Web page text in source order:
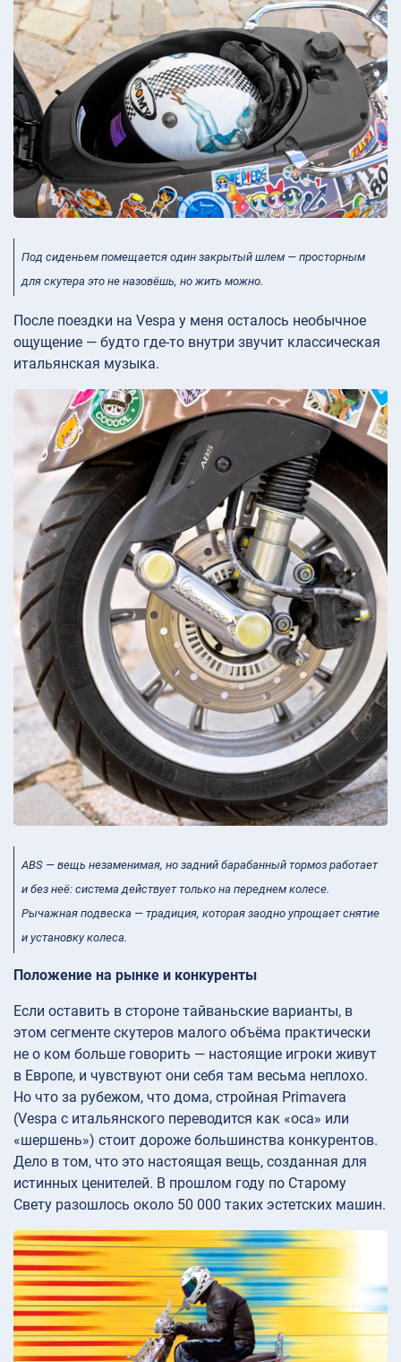
Под сиденьем помещается один закрытый шлем — просторным
для скутера это не назовёшь, но жить можно.
После поездки на Vespa у меня осталось необычное
ощущение — будто где-то внутри звучит классическая
итальянская музыка.
ABS — вещь незаменимая, но задний барабанный тормоз работает
и без неё: система действует только на переднем колесе.
Рычажная подвеска — традиция, которая заодно упрощает снятие
и установку колеса.
Положение на рынке и конкуренты
Если оставить в стороне тайваньские варианты, в
этом сегменте скутеров малого объёма практически
не о ком больше говорить — настоящие игроки живут
в Европе, и чувствуют они себя там весьма неплохо.
Но что за рубежом, что дома, стройная Primavera
(Vespa с итальянского переводится как «оса» или
«шершень») стоит дороже большинства конкурентов.
Дело в том, что это настоящая вещь, созданная для
истинных ценителей. В прошлом году по Старому
Свету разошлось около 50 000 таких эстетских машин.